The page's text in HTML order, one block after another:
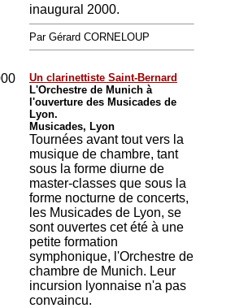
inaugural 2000.
Par Gérard CORNELOUP
Un clarinettiste Saint-Bernard
L'Orchestre de Munich à
l'ouverture des Musicades de
Lyon.
Musicades, Lyon
Tournées avant tout vers la
musique de chambre, tant
sous la forme diurne de
master-classes que sous la
forme nocturne de concerts,
les Musicades de Lyon, se
sont ouvertes cet été à une
petite formation
symphonique, l'Orchestre de
chambre de Munich. Leur
incursion lyonnaise n'a pas
convaincu.